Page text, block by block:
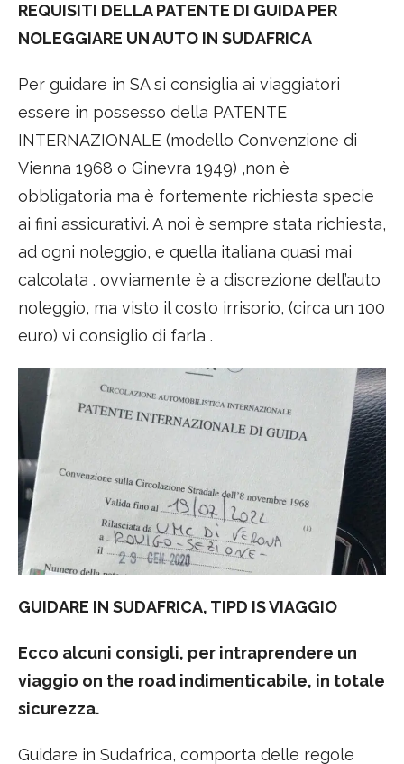
REQUISITI DELLA PATENTE DI GUIDA PER
NOLEGGIARE UN AUTO IN SUDAFRICA
Per guidare in SA si consiglia ai viaggiatori
essere in possesso della PATENTE
INTERNAZIONALE (modello Convenzione di
Vienna 1968 o Ginevra 1949) ,non è
obbligatoria ma è fortemente richiesta specie
ai fini assicurativi. A noi è sempre stata richiesta,
ad ogni noleggio, e quella italiana quasi mai
calcolata . ovviamente è a discrezione dell’auto
noleggio, ma visto il costo irrisorio, (circa un 100
euro) vi consiglio di farla .
GUIDARE IN SUDAFRICA, TIPD IS VIAGGIO
Ecco alcuni consigli, per intraprendere un
viaggio on the road indimenticabile, in totale
sicurezza.
Guidare in Sudafrica, comporta delle regole